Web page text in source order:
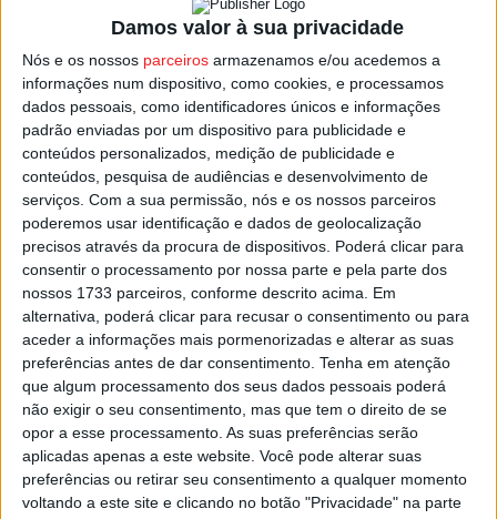
Damos valor à sua privacidade
Nós e os nossos parceiros armazenamos e/ou acedemos a
informações num dispositivo, como cookies, e processamos
dados pessoais, como identificadores únicos e informações
padrão enviadas por um dispositivo para publicidade e
conteúdos personalizados, medição de publicidade e
conteúdos, pesquisa de audiências e desenvolvimento de
serviços. Com a sua permissão, nós e os nossos parceiros
poderemos usar identificação e dados de geolocalização
precisos através da procura de dispositivos. Poderá clicar para
consentir o processamento por nossa parte e pela parte dos
nossos 1733 parceiros, conforme descrito acima. Em
alternativa, poderá clicar para recusar o consentimento ou para
aceder a informações mais pormenorizadas e alterar as suas
preferências antes de dar consentimento. Tenha em atenção
que algum processamento dos seus dados pessoais poderá
não exigir o seu consentimento, mas que tem o direito de se
opor a esse processamento. As suas preferências serão
aplicadas apenas a este website. Você pode alterar suas
preferências ou retirar seu consentimento a qualquer momento
voltando a este site e clicando no botão "Privacidade" na parte
Quanto a renovações, o técnico Pedro Ribeiro sabe que
vai continuar a contar com o guarda-redes Ricardo
Janota, o lateral direito Bandeira, o médio Paná e o jovem
avançado Miguel Sena.
O Académico de Viseu vai regressar ao trabalho na
segunda-feira, dia 27 de junho.
Esta e outras notícias para ouvir na Estação Diária – 96.8
FM ou em www.968.fm.
Pub
TAGS Académico de Viseu Futebol